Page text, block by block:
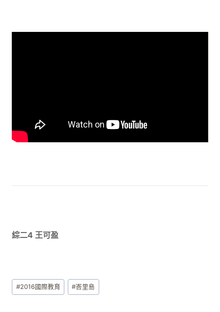
綜二4 王可盈
Post
Tags:
#2016國際教育 #峇里島